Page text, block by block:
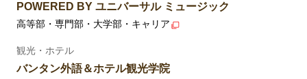
POWERED BY ユニバーサル ミュージック
高等部・専門部・大学部・キャリア
観光・ホテル
バンタン外語＆ホテル観光学院